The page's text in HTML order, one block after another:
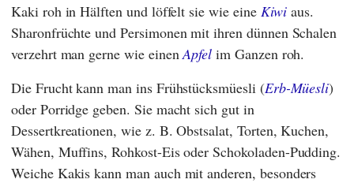
Kaki roh in Hälften und löffelt sie wie eine Kiwi aus.
Sharonfrüchte und Persimonen mit ihren dünnen Schalen
verzehrt man gerne wie einenApfel im Ganzen roh.
Die Frucht kann man ins Frühstücksmüesli (Erb-Müesli)
oder Porridge geben. Sie macht sich gut in
Dessertkreationen, wie z. B. Obstsalat, Torten, Kuchen,
Wähen, Muffins, Rohkost-Eis oder Schokoladen-Pudding.
Weiche Kakis kann man auch mit anderen, besonders